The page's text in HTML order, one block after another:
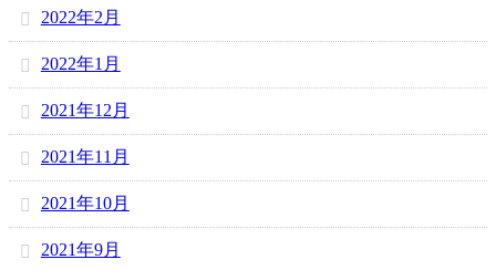
2022年2月
2022年1月
2021年12月
2021年11月
2021年10月
2021年9月